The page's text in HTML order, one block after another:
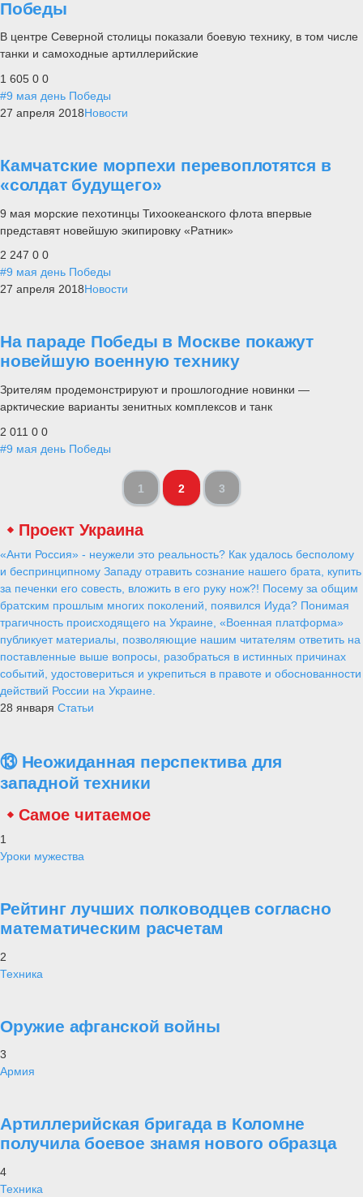
Победы
В центре Северной столицы показали боевую технику, в том числе
танки и самоходные артиллерийские
1 605 0 0
#9 мая день Победы
27 апреля 2018Новости
Камчатские морпехи перевоплотятся в
«солдат будущего»
9 мая морские пехотинцы Тихоокеанского флота впервые
представят новейшую экипировку «Ратник»
2 247 0 0
#9 мая день Победы
27 апреля 2018Новости
На параде Победы в Москве покажут
новейшую военную технику
Зрителям продемонстрируют и прошлогодние новинки —
арктические варианты зенитных комплексов и танк
2 011 0 0
#9 мая день Победы
1 2 3
Проект Украина
«Анти Россия» - неужели это реальность? Как удалось бесполому
и беспринципному Западу отравить сознание нашего брата, купить
за печенки его совесть, вложить в его руку нож?! Посему за общим
братским прошлым многих поколений, появился Иуда? Понимая
трагичность происходящего на Украине, «Военная платформа»
публикует материалы, позволяющие нашим читателям ответить на
поставленные выше вопросы, разобраться в истинных причинах
событий, удостовериться и укрепиться в правоте и обоснованности
действий России на Украине.
28 января Статьи
⑬ Неожиданная перспектива для
западной техники
Самое читаемое
1
Уроки мужества
Рейтинг лучших полководцев согласно
математическим расчетам
2
Техника
Оружие афганской войны
3
Армия
Артиллерийская бригада в Коломне
получила боевое знамя нового образца
4
Техника